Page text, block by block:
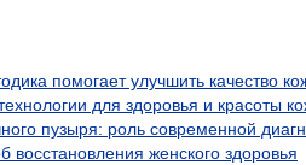
помогает улучшить качество
для здоровья и красоты
пузыря: роль современной
женского здоровья